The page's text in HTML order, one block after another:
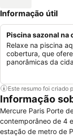
Informação útil
Piscina sazonal na
Relaxe na piscina
cobertura, que
panorâmicas da
Este resumo foi criado
Informação
Mercure Paris Porte
contemporâneo de 4
estação de metro de